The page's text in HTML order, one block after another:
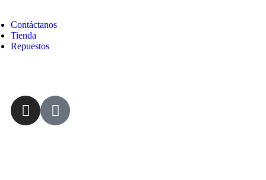
Contáctanos
Tienda
Repuestos